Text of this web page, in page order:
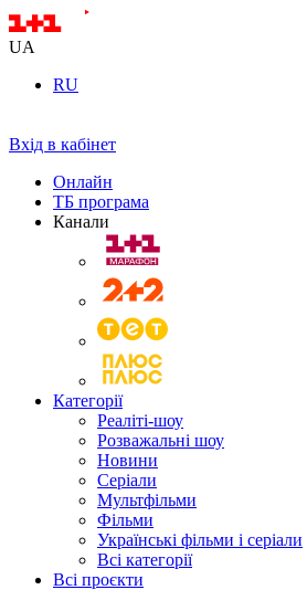
UA
RU
Вхід в кабінет
Онлайн
ТБ програма
Канали
Категорії
Реаліті-шоу
Розважальні шоу
Новини
Серіали
Мультфільми
Фільми
Українські фільми і серіали
Всі категорії
Всі проєкти